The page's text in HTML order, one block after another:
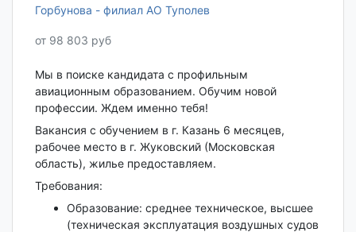
Горбунова - филиал АО Туполев
от 98 803 руб
Мы в поиске кандидата с профильным
авиационным образованием. Обучим новой
профессии. Ждем именно тебя!
Вакансия с обучением в г. Казань 6 месяцев,
рабочее место в г. Жуковский (Московская
область), жилье предоставляем.
Требования:
Образование: среднее техническое, высшее
(техническая эксплуатация воздушных судов